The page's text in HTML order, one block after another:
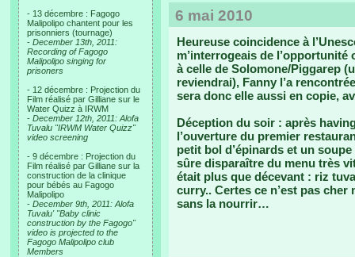
- 13 décembre : Fagogo
Malipolipo chantent pour les
prisonniers (tournage)
- December 13th, 2011:
Recording of Fagogo
Malipolipo singing for
prisoners
- 12 décembre : Projection du
Film réalisé par Gilliane sur le
Water Quizz à IRWM
- December 12th, 2011: Alofa
Tuvalu "IRWM Water Quizz"
video screening
- 9 décembre : Projection du
Film réalisé par Gilliane sur la
construction de la clinique
pour bébés au Fagogo
Malipolipo
- December 9th, 2011: Alofa
Tuvalu' "Baby clinic
construction by the Fagogo"
video is projected to the
Fagogo Malipolipo club
Members
6 mai 2010
Heureuse coincidence à
m’interrogeais de
à celle de Solomone/Piggarep
reviendrai), Fanny l’a
sera donc elle aussi en copie,
Déception du soir : après
l’ouverture du premier
petit bol d’épinards et un
sûre disparaître du menu très
était plus que décevant : riz
curry.. Certes ce n’est pas
sans la nourrir…